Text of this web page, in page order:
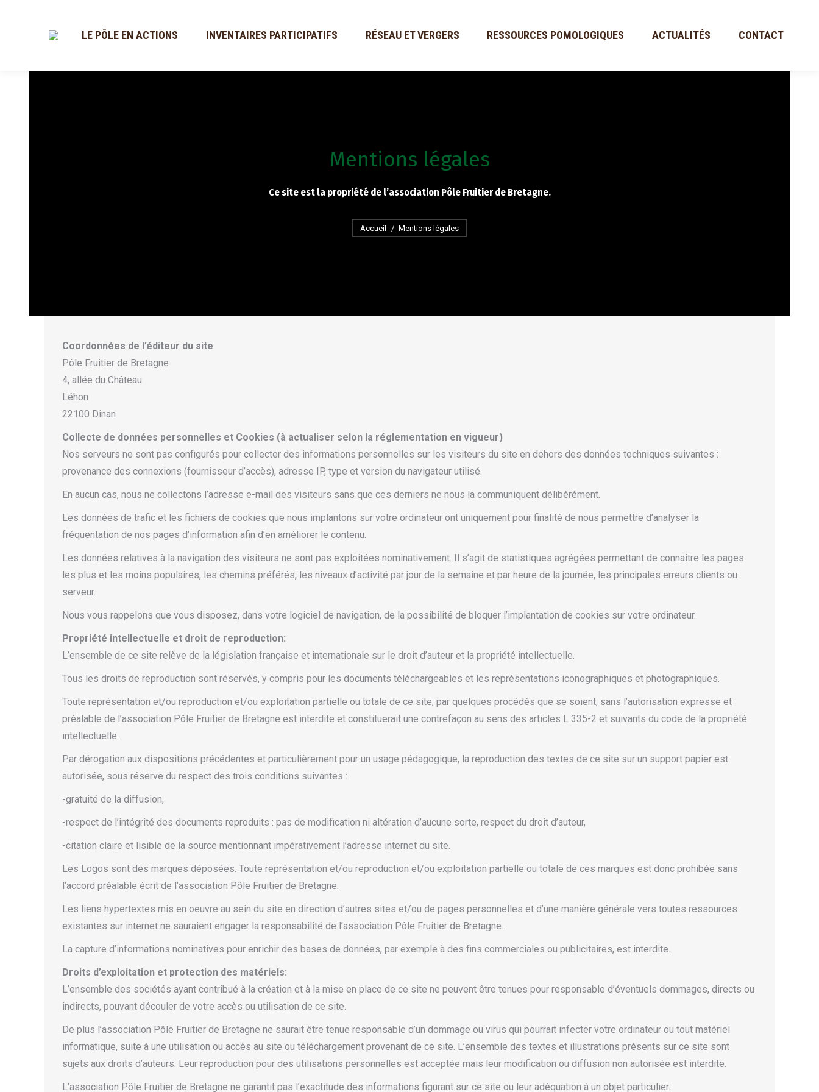
LE PÔLE EN ACTIONS INVENTAIRES PARTICIPATIFS RÉSEAU ET VERGERS RESSOURCES POMOLOGIQUES ACTUALITÉS CONTACT
Mentions légales
Ce site est la propriété de l’association Pôle Fruitier de Bretagne.
Vous êtes ici :
Accueil Mentions légales
Coordonnées de l’éditeur du site
Pôle Fruitier de Bretagne
4, allée du Château
Léhon
22100 Dinan
Collecte de données personnelles et Cookies (à actualiser selon la réglementation en vigueur)
Nos serveurs ne sont pas configurés pour collecter des informations personnelles sur les visiteurs du site en dehors des données techniques suivantes :
provenance des connexions (fournisseur d’accès), adresse IP, type et version du navigateur utilisé.
En aucun cas, nous ne collectons l’adresse e-mail des visiteurs sans que ces derniers ne nous la communiquent délibérément.
Les données de trafic et les fichiers de cookies que nous implantons sur votre ordinateur ont uniquement pour finalité de nous permettre d’analyser la
fréquentation de nos pages d’information afin d’en améliorer le contenu.
Les données relatives à la navigation des visiteurs ne sont pas exploitées nominativement. Il s’agit de statistiques agrégées permettant de connaître les pages
les plus et les moins populaires, les chemins préférés, les niveaux d’activité par jour de la semaine et par heure de la journée, les principales erreurs clients ou
serveur.
Nous vous rappelons que vous disposez, dans votre logiciel de navigation, de la possibilité de bloquer l’implantation de cookies sur votre ordinateur.
Propriété intellectuelle et droit de reproduction:
L’ensemble de ce site relève de la législation française et internationale sur le droit d’auteur et la propriété intellectuelle.
Tous les droits de reproduction sont réservés, y compris pour les documents téléchargeables et les représentations iconographiques et photographiques.
Toute représentation et/ou reproduction et/ou exploitation partielle ou totale de ce site, par quelques procédés que se soient, sans l’autorisation expresse et
préalable de l’association Pôle Fruitier de Bretagne est interdite et constituerait une contrefaçon au sens des articles L 335-2 et suivants du code de la propriété
intellectuelle.
Par dérogation aux dispositions précédentes et particulièrement pour un usage pédagogique, la reproduction des textes de ce site sur un support papier est
autorisée, sous réserve du respect des trois conditions suivantes :
-gratuité de la diffusion,
-respect de l’intégrité des documents reproduits : pas de modification ni altération d’aucune sorte, respect du droit d’auteur,
-citation claire et lisible de la source mentionnant impérativement l’adresse internet du site.
Les Logos sont des marques déposées. Toute représentation et/ou reproduction et/ou exploitation partielle ou totale de ces marques est donc prohibée sans
l’accord préalable écrit de l’association Pôle Fruitier de Bretagne.
Les liens hypertextes mis en oeuvre au sein du site en direction d’autres sites et/ou de pages personnelles et d’une manière générale vers toutes ressources
existantes sur internet ne sauraient engager la responsabilité de l’association Pôle Fruitier de Bretagne.
La capture d’informations nominatives pour enrichir des bases de données, par exemple à des fins commerciales ou publicitaires, est interdite.
Droits d’exploitation et protection des matériels:
L’ensemble des sociétés ayant contribué à la création et à la mise en place de ce site ne peuvent être tenues pour responsable d’éventuels dommages, directs ou
indirects, pouvant découler de votre accès ou utilisation de ce site.
De plus l’association Pôle Fruitier de Bretagne ne saurait être tenue responsable d’un dommage ou virus qui pourrait infecter votre ordinateur ou tout matériel
informatique, suite à une utilisation ou accès au site ou téléchargement provenant de ce site. L’ensemble des textes et illustrations présents sur ce site sont
sujets aux droits d’auteurs. Leur reproduction pour des utilisations personnelles est acceptée mais leur modification ou diffusion non autorisée est interdite.
L’association Pôle Fruitier de Bretagne ne garantit pas l’exactitude des informations figurant sur ce site ou leur adéquation à un objet particulier.